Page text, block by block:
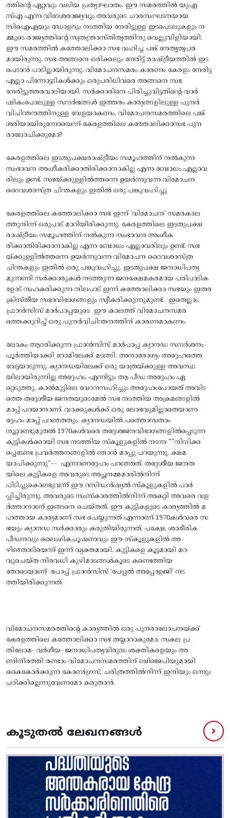
ത്തിന്റെ ഏറ്റവും വലിയ പ്രത്യാഘാതം. ഈ സമരത്തിൽ യുഎ
സ്എ എന്ന വിദേശരാജ്യവും അവരുടെ ചാരസംഘടനയായ
സിഐഎയും ഡോളറും നടത്തിയ നേരിട്ടുള്ള ഇടപെടലുകളും ന
മ്മുടെ രാജ്യത്തിന്റെ സ്വതന്ത്രാസ്തിത്വത്തിനു വെല്ലുവിളിയായി.
ഈ സമരത്തിൽ കത്തോലിക്കാ സഭ വഹിച്ച പങ്ക് നേതൃത്വപര
മായിരുന്നു. സഭ അങ്ങനെ ഒരിക്കലും നേരിട്ട് രാഷ്ട്രീയത്തിൽ ഇട
പെടാൻ പാടില്ലായിരുന്നു. വിമോചനസമരം കാരണം കേരളം നേരിട്ട
എല്ലാ പിന്നോട്ടടികൾക്കും ഒരുപരിധിവരെ അങ്ങനെ സഭ
നേരിട്ടുത്തരവാദിയായി. സർക്കാരിനെ പിരിച്ചുവിട്ടതിന്റെ വാർ
ഷികംപോലുള്ള സന്ദർഭങ്ങൾ ഇത്തരം കാര്യങ്ങളിലുള്ള പുനർ
വിചിന്തനത്തിനുള്ള വേളയാകണം. വിമോചനസമരത്തിലെ പങ്ക്
ശരിയായിരുന്നോയെന്ന് കേരളത്തിലെ കത്തോലിക്കാസഭ പുന
രാലോചിക്കുമോ?
കേരളത്തിലെ ഇടതുപക്ഷരാഷ്ട്രീയം സമൂഹത്തിന് നൽകുന്ന
സംഭാവന അംഗീകരിക്കാതിരിക്കാനാകില്ല എന്ന ബോധം എല്ലാവ
രിലും ഉണ്ട്. സഭയ്ക്കുള്ളിൽത്തന്നെ ഉയർന്നുവന്ന വിമോചന
ദൈവശാസ്ത്ര ചിന്തകളും ഇതിൽ ഒരു പങ്കുവഹിച്ചു
കേരളത്തിലെ കത്തോലിക്കാ സഭ ഇന്ന് ‘വിമോചന' സമരകാല
ത്തുനിന്ന് ഒരുപാട് മാറിയിരിക്കുന്നു. കേരളത്തിലെ ഇടതുപക്ഷ
രാഷ്ട്രീയം സമൂഹത്തിന് നൽകുന്ന സംഭാവന അംഗീക
രിക്കാതിരിക്കാനാകില്ല എന്ന ബോധം എല്ലാവരിലും ഉണ്ട്. സഭ
യ്ക്കുള്ളിൽത്തന്നെ ഉയർന്നുവന്ന വിമോചന ദൈവശാസ്ത്ര
ചിന്തകളും ഇതിൽ ഒരു പങ്കുവഹിച്ചു. ഇടതുപക്ഷ ജനാധിപത്യ
മുന്നണി സർക്കാരുകൾ നടത്തുന്ന ജനക്ഷേമകരമായ പരിപാടിക
ളോട് സഹകരിക്കുന്ന നിലപാട് ഇന്ന് കത്തോലിക്കാ സഭയും ഇതര
ക്രിസ്‌തീയ സഭാവിഭാഗങ്ങളും സ്വീകരിക്കുന്നുമുണ്ട്. ഇതെല്ലാം,
ഫ്രാൻസിസ് മാർപാപ്പയുടെ ഈ കാലത്ത് വിമോചനസമര
ത്തെക്കുറിച്ച് ഒരു പുനർവിചിന്തനത്തിന് കാരണമാകണം.
ലോകം ആദരിക്കുന്ന ഫ്രാൻസിസ് മാർപാപ്പ ക്യാനഡ സന്ദർശനം
പൂർത്തിയാക്കി റോമിലേക്ക് മടങ്ങി. അനാരോഗ്യം അദ്ദേഹത്തെ
വേട്ടയാടുന്നു. ക്യാനഡയിലേക്ക് ഒരു യാത്രയ്ക്കുള്ള അവസ്ഥ
യിലായിരുന്നില്ല അദ്ദേഹം. എന്നിട്ടും ആ പീഡ അദ്ദേഹം ഏ
റ്റെടുത്തു. കാൽമുട്ടിലെ വേദനസഹിച്ചും അദ്ദേഹംപോയത് അവിട
ത്തെ തദ്ദേശീയ ജനതയുടെമേൽ സഭ നടത്തിയ അക്രമങ്ങളിൽ
മാപ്പ്‌ പറയാനാണ്. വാക്കുകൾക്ക് ഒരു ലോഭവുമില്ലാതെയാണ
ദ്ദേഹം മാപ്പ്‌ പറഞ്ഞതും. ക്യാനഡയിൽ പത്തൊമ്പതാം
നൂറ്റാണ്ടുമുതൽ 1970കൾവരെ തദ്ദേശജനവിഭാഗങ്ങളിൽപ്പെടുന്ന
കുട്ടികൾക്കായി സഭ നടത്തിയ സ്കൂളുകളിൽ നടന്ന ""നിന്ദിക്ക
പ്പെടേണ്ട പ്രവർത്തനങ്ങളിൽ ഞാൻ മാപ്പു പറയുന്നു, ക്ഷമ
യാചിക്കുന്നു''–- എന്നാണദ്ദേഹം പറഞ്ഞത്. തദ്ദേശീയ ജനത
യിലെ കുട്ടികളെ അവരുടെ അച്ഛനമ്മമാരിൽനിന്ന്
പിടിച്ചുകൊണ്ടുവന്ന് ഈ റസിഡൻഷ്യൽ സ്കൂളുകളിൽ പാർ
പ്പിച്ചിരുന്നു. അവരുടെ സംസ്കാരത്തിൽനിന്ന് അകറ്റി അവരെ വള
ർത്താനാണ് ഇങ്ങനെ ചെയ്തത്. ഈ കുട്ടികളുടെ കാര്യത്തിൽ മ
ഹത്തായ കാര്യമാണ് സഭ ചെയ്യുന്നത് എന്നാണ് 1970കൾവരെ സ
ഭയും ക്യാനഡ സർക്കാരും കരുതിയിരുന്നത്. പക്ഷേ, ശാരീരിക
പീഡനവും ലൈംഗികചൂഷണവും ഈ സ്കൂളുകളിൽ അ
ഴിഞ്ഞാടിയെന്ന് ഇന്ന് വ്യക്തമായി. കുട്ടികളെ കൂട്ടമായി മറ
വുചെയ്ത നിരവധി കുഴിമാടങ്ങൾകൂടെ കണ്ടെത്തിയ
തോടെയാണ് പോപ്പ് ഫ്രാൻസിസ് ‘പേപ്പൽ അപ്പോളജി’ നട
ത്തിയിരിക്കുന്നത്.
വിമോചനസമരത്തിന്റെ കാര്യത്തിൽ ഒരു പുനരാലോചനയ്‌ക്ക്
കേരളത്തിലെ കത്തോലിക്കാ സഭ തയ്യാറാകുമോ. സകല പ്ര
തിലോമ- വർഗീയ- ജനാധിപത്യവിരുദ്ധ ശക്തികളെയും അ
ണിനിരത്തി രണ്ടാം വിമോചനസമരത്തിന് ബിജെപിയുമായി
കൈകോർക്കുന്ന കോൺഗ്രസ്‌, ചരിത്രത്തിൽനിന്ന് ഇനിയും ഒന്നും
പഠിക്കില്ലെന്നുവേണമോ കരുതാൻ.
കൂടുതൽ ലേഖനങ്ങൾ